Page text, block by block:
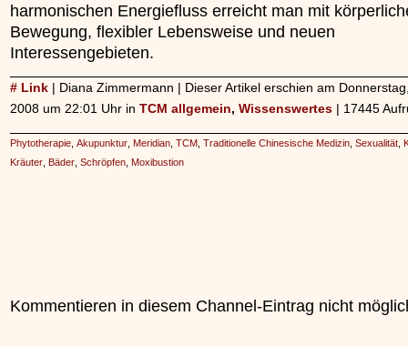
harmonischen Energiefluss erreicht man mit
Bewegung, flexibler Lebensweise und neuen
Interessengebieten.
# Link | Diana Zimmermann | Dieser Artikel erschien am
2008 um 22:01 Uhr in TCM allgemein, Wissenswertes | 17445
Phytotherapie Akupunktur Meridian TCM Traditionelle Chinesische Medizin Sexualität
Kräuter Bäder Schröpfen Moxibustion
Kommentieren in diesem Channel-Eintrag nicht